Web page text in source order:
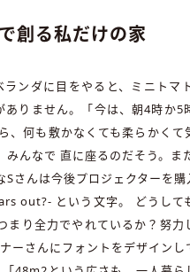
創る私だけの家
ンダに目をやると、ミニトマ
りません。「今は、朝4時か5
何も敷かなくても柔らかく
んなで 直に座るのだそう。ま
さんは今後プロジェクターを
out?- という文字。 どうして
り全力でやれているか？努
さんにフォントをデザイン